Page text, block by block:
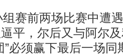
赛前两场比赛中遭
平，尔后又与阿尔
”必须赢下最后一场